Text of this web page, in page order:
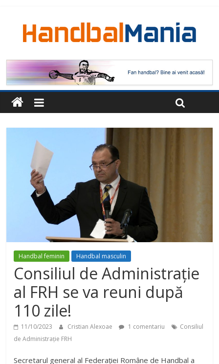
Handbal feminin Handbal masculin
Consiliul de Administrație
al FRH se va reuni după
110 zile!
11/10/2023 Cristian Alexoae 1 comentariu
Consiliul
de Administrație FRH
Secretarul general al Federației Române de Handbal a